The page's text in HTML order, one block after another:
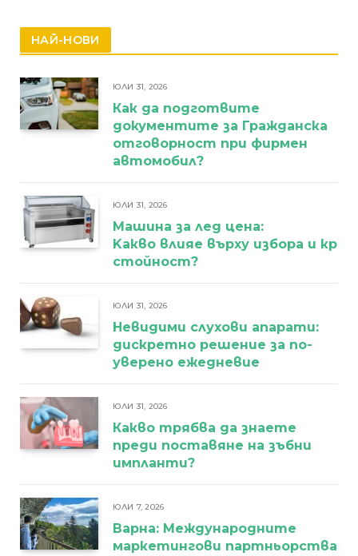
НАЙ-НОВИ
ЮЛИ 31, 2026
Как да подготвите
документите за Гражданска
отговорност при фирмен
автомобил?
ЮЛИ 31, 2026
Машина за лед цена:
Kакво влияе върху избора и
стойност?
ЮЛИ 31, 2026
Невидими слухови апарати:
дискретно решение за по-
уверено ежедневие
ЮЛИ 31, 2026
Какво трябва да знаете
преди поставяне на зъбни
импланти?
ЮЛИ 7, 2026
Варна: Международните
маркетингови партньорства